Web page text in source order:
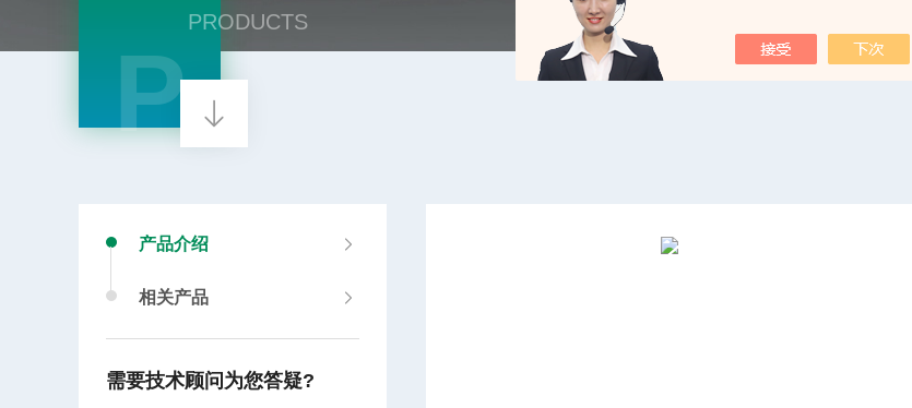
PRODUCTS
P
产品介绍
相关产品
需要技术顾问为您答疑?